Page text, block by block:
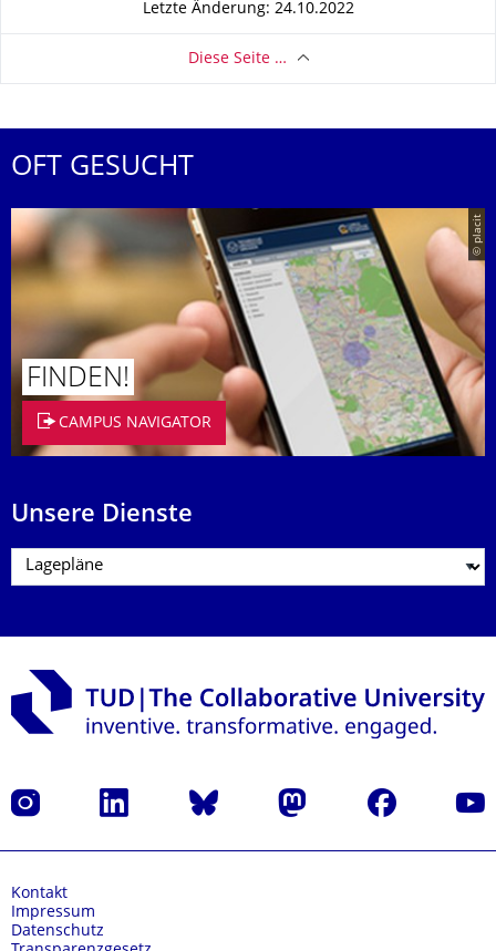
Letzte Änderung: 24.10.2022
Diese Seite …
OFT GESUCHT
© placit
FINDEN!
CAMPUS NAVIGATOR
Unsere Dienste
Instagram LinkedIn Bluesky Mastodon Facebook
Kontakt
Impressum
Datenschutz